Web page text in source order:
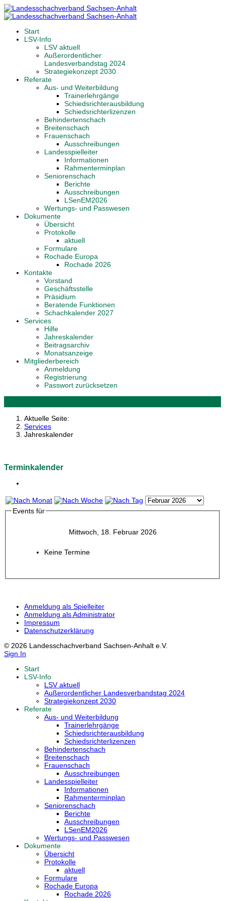
Start
LSV-Info
LSV aktuell
Außerordentlicher
Landesverbandstag 2024
Strategiekonzept 2030
Referate
Aus- und Weiterbildung
Trainerlehrgänge
Schiedsrichterausbildung
Schiedsrichterlizenzen
Behindertenschach
Breitenschach
Frauenschach
Ausschreibungen
Landesspielleiter
Informationen
Rahmenterminplan
Seniorenschach
Berichte
Ausschreibungen
LSenEM2026
Wertungs- und Passwesen
Dokumente
Übersicht
Protokolle
aktuell
Formulare
Rochade Europa
Rochade 2026
Kontakte
Vorstand
Geschäftsstelle
Präsidium
Beratende Funktionen
Schachkalender 2027
Services
Hilfe
Jahreskalender
Beitragsarchiv
Monatsanzeige
Mitgliederbereich
Anmeldung
Registrierung
Passwort zurücksetzen
Aktuelle Seite:
Services
Jahreskalender
Terminkalender
Events für
Mittwoch, 18. Februar 2026
Keine Termine
Anmeldung als Spielleiter
Anmeldung als Administrator
Impressum
Datenschutzerklärung
© 2026 Landesschachverband Sachsen-Anhalt e.V.
Sign In
Start
LSV-Info
LSV aktuell
Außerordentlicher Landesverbandstag 2024
Strategiekonzept 2030
Referate
Aus- und Weiterbildung
Trainerlehrgänge
Schiedsrichterausbildung
Schiedsrichterlizenzen
Behindertenschach
Breitenschach
Frauenschach
Ausschreibungen
Landesspielleiter
Informationen
Rahmenterminplan
Seniorenschach
Berichte
Ausschreibungen
LSenEM2026
Wertungs- und Passwesen
Dokumente
Übersicht
Protokolle
aktuell
Formulare
Rochade Europa
Rochade 2026